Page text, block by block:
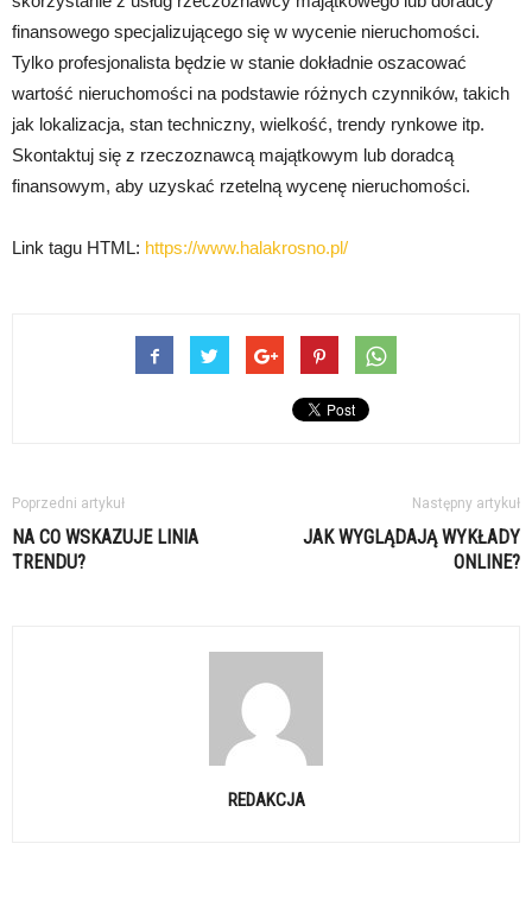
finansowego specjalizującego się w wycenie nieruchomości.
Tylko profesjonalista będzie w stanie dokładnie oszacować
wartość nieruchomości na podstawie różnych czynników, takich
jak lokalizacja, stan techniczny, wielkość, trendy rynkowe itp.
Skontaktuj się z rzeczoznawcą majątkowym lub doradcą
finansowym, aby uzyskać rzetelną wycenę nieruchomości.
Link tagu HTML: https://www.halakrosno.pl/
Poprzedni artykuł
NA CO WSKAZUJE LINIA
TRENDU?
Następny artykuł
JAK WYGLĄDAJĄ WYKŁADY
ONLINE?
REDAKCJA